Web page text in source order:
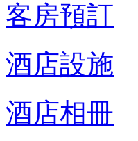
客房預訂
酒店設施
酒店相冊